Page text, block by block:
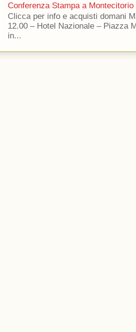
Conferenza Stampa a Montecitorio
Clicca per info e acquisti domani
12.00 – Hotel Nazionale – Piazza
in...